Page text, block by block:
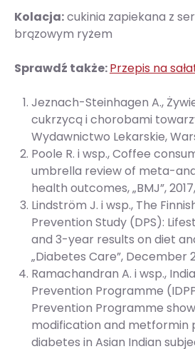
Kolacja:cukinia zapiekana z
brązowym ryżem
Sprawdź także:Przepis na
Jeznach-Steinhagen A.,
cukrzycą i chorobami
Wydawnictwo Lekarskie,
Poole R. i wsp., Coffee
umbrella review of meta-
health outcomes, „BMJ”,
Lindström J. i wsp., The
Prevention Study (DPS):
and 3-year results on diet
„Diabetes Care”, December
Ramachandran A. i wsp.,
Prevention Programme
Prevention Programme
modification and metformin
diabetes in Asian Indian